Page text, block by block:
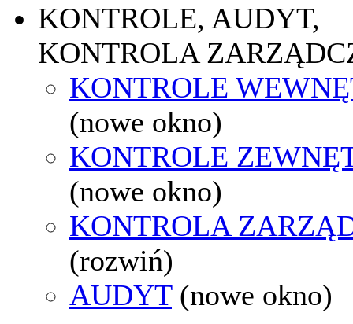
KONTROLE, AUDYT,
KONTROLA
KONTROLE
(nowe okno)
KONTROLE
(nowe okno)
KONTROLA
(rozwiń)
AUDYT (nowe okno)